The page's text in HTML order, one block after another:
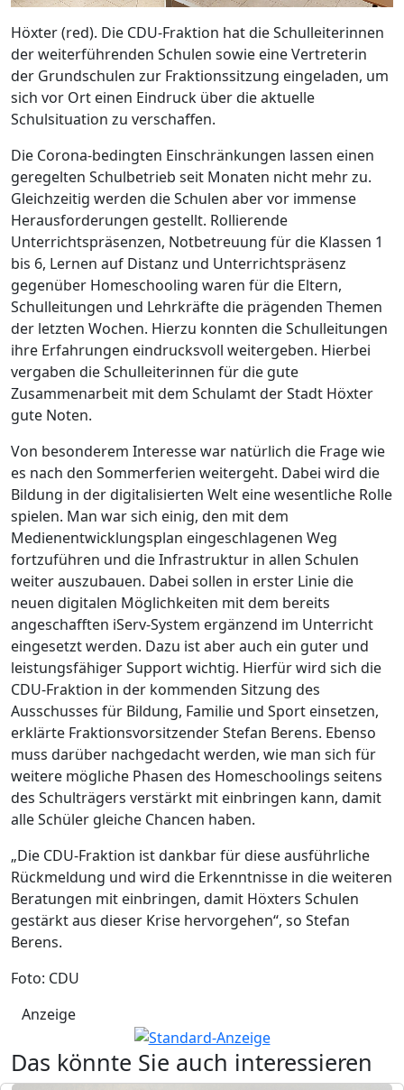
Höxter (red). Die CDU-Fraktion hat die Schulleiterinnen
der weiterführenden Schulen sowie eine Vertreterin
der Grundschulen zur Fraktionssitzung eingeladen, um
sich vor Ort einen Eindruck über die aktuelle
Schulsituation zu verschaffen.
Die Corona-bedingten Einschränkungen lassen einen
geregelten Schulbetrieb seit Monaten nicht mehr zu.
Gleichzeitig werden die Schulen aber vor immense
Herausforderungen gestellt. Rollierende
Unterrichtspräsenzen, Notbetreuung für die Klassen 1
bis 6, Lernen auf Distanz und Unterrichtspräsenz
gegenüber Homeschooling waren für die Eltern,
Schulleitungen und Lehrkräfte die prägenden Themen
der letzten Wochen. Hierzu konnten die Schulleitungen
ihre Erfahrungen eindrucksvoll weitergeben. Hierbei
vergaben die Schulleiterinnen für die gute
Zusammenarbeit mit dem Schulamt der Stadt Höxter
gute Noten.
Von besonderem Interesse war natürlich die Frage wie
es nach den Sommerferien weitergeht. Dabei wird die
Bildung in der digitalisierten Welt eine wesentliche Rolle
spielen. Man war sich einig, den mit dem
Medienentwicklungsplan eingeschlagenen Weg
fortzuführen und die Infrastruktur in allen Schulen
weiter auszubauen. Dabei sollen in erster Linie die
neuen digitalen Möglichkeiten mit dem bereits
angeschafften iServ-System ergänzend im Unterricht
eingesetzt werden. Dazu ist aber auch ein guter und
leistungsfähiger Support wichtig. Hierfür wird sich die
CDU-Fraktion in der kommenden Sitzung des
Ausschusses für Bildung, Familie und Sport einsetzen,
erklärte Fraktionsvorsitzender Stefan Berens. Ebenso
muss darüber nachgedacht werden, wie man sich für
weitere mögliche Phasen des Homeschoolings seitens
des Schulträgers verstärkt mit einbringen kann, damit
alle Schüler gleiche Chancen haben.
„Die CDU-Fraktion ist dankbar für diese ausführliche
Rückmeldung und wird die Erkenntnisse in die weiteren
Beratungen mit einbringen, damit Höxters Schulen
gestärkt aus dieser Krise hervorgehen“, so Stefan
Berens.
Foto: CDU
Anzeige
Das könnte Sie auch interessieren